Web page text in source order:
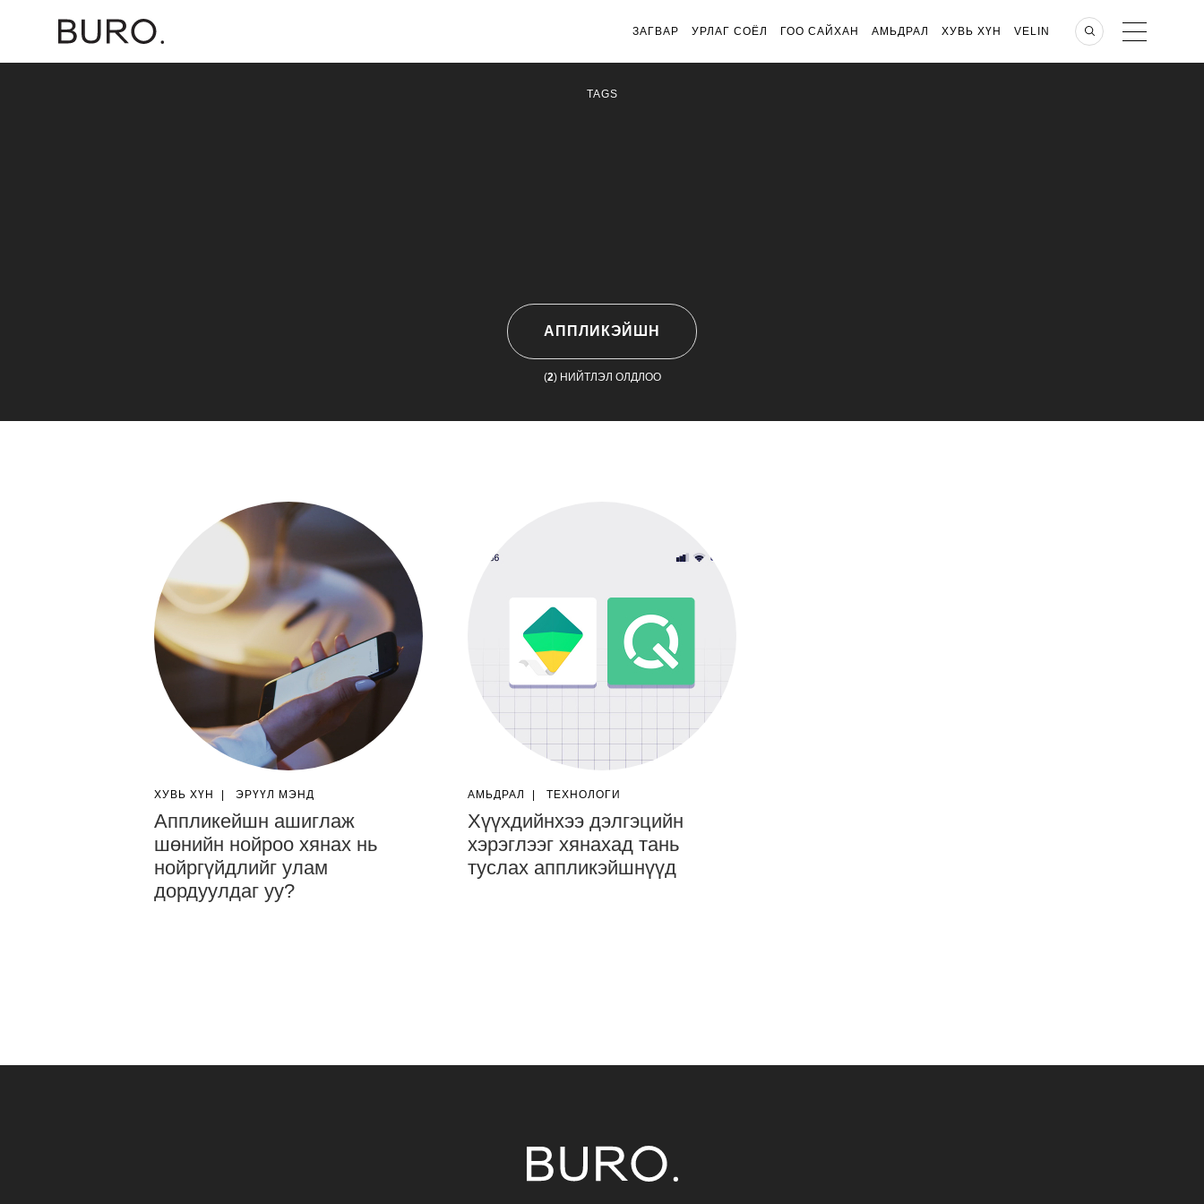
ЗАГВАР УРЛАГ СОЁЛ ГОО САЙХАН АМЬДРАЛ ХУВЬ ХҮН VELIN
TAGS
АППЛИКЭЙШН
(2) НИЙТЛЭЛ ОЛДЛОО
ХУВЬ ХҮН ЭРҮҮЛ МЭНД
Аппликейшн ашиглаж
шөнийн нойроо хянах нь
нойргүйдлийг улам
дордуулдаг уу?
АМЬДРАЛ ТЕХНОЛОГИ
Хүүхдийнхээ дэлгэцийн
хэрэглээг хянахад тань
туслах аппликэйшнүүд